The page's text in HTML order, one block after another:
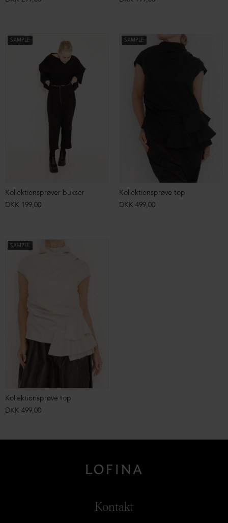
SAMPLE
Kollektionsprøver bukser
DKK 199,00
SAMPLE
Kollektionsprøve top
DKK 499,00
SAMPLE
Kollektionsprøve top
DKK 499,00
Kontakt